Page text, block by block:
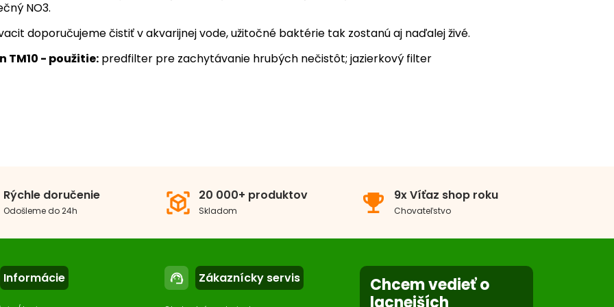
NO3.
doporučujeme čistiť v akvarijnej vode, užitočné baktérie tak zostanú aj naďalej živé.
TM10 - použitie: predfilter pre zachytávanie hrubých nečistôt; jazierkový filter
Recenzie: 1
0x
1 0x
Rýchle doručenie
Odošleme do 24h view_in_ar 20 000+ produktov
Skladom emoji_events 9x Víťaz shop roku
Chovateľstvo
Informácie support_agent Zákaznícky servis
Chcem vedieť o
lacnejších